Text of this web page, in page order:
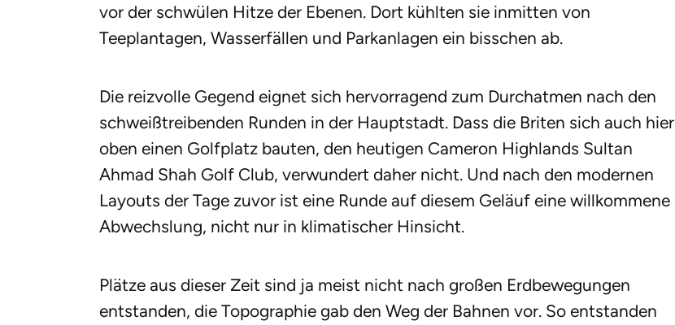
vor der schwülen Hitze der Ebenen. Dort kühlten sie inmitten von
Teeplantagen, Wasserfällen und Parkanlagen ein bisschen ab.
Die reizvolle Gegend eignet sich hervorragend zum Durchatmen nach den
schweißtreibenden Runden in der Hauptstadt. Dass die Briten sich auch hier
oben einen Golfplatz bauten, den heutigen Cameron Highlands Sultan
Ahmad Shah Golf Club, verwundert daher nicht. Und nach den modernen
Layouts der Tage zuvor ist eine Runde auf diesem Geläuf eine willkommene
Abwechslung, nicht nur in klimatischer Hinsicht.
Plätze aus dieser Zeit sind ja meist nicht nach großen Erdbewegungen
entstanden, die Topographie gab den Weg der Bahnen vor. So entstanden